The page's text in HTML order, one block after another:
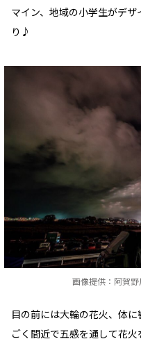
マイン、地域の小学生がデ
り♪
画像提供：阿賀
目の前には大輪の花火、体に
ごく間近で五感を通して花